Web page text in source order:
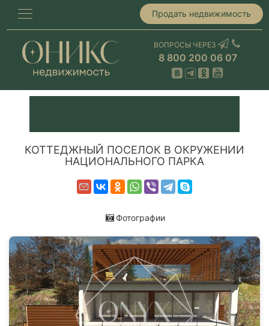
Продать недвижимость
ВОПРОСЫ ЧЕРЕЗ
8 800 200 06 07
КОТТЕДЖНЫЙ ПОСЕЛОК В ОКРУЖЕНИИ
НАЦИОНАЛЬНОГО ПАРКА
Фотографии